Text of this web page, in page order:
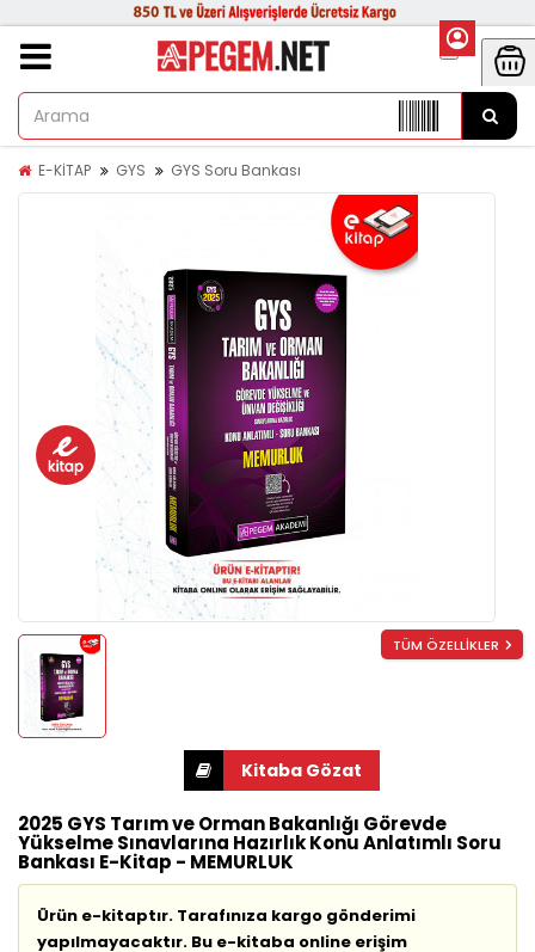
E-KİTAP GYS GYS Soru Bankası
TÜM ÖZELLİKLER
2025 GYS Tarım ve Orman Bakanlığı Görevde
Yükselme Sınavlarına Hazırlık Konu Anlatımlı Soru
Bankası E-Kitap - MEMURLUK
Ürün e-kitaptır. Tarafınıza kargo gönderimi
yapılmayacaktır. Bu e-kitaba online erişim